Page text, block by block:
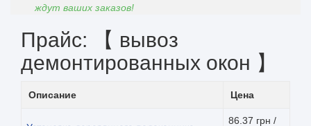
ждут ваших заказов!
Прайс: 【 вывоз
демонтированных окон 】
Описание Цена
86.37 грн /